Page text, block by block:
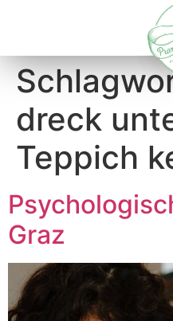
dreck
Teppich
Graz